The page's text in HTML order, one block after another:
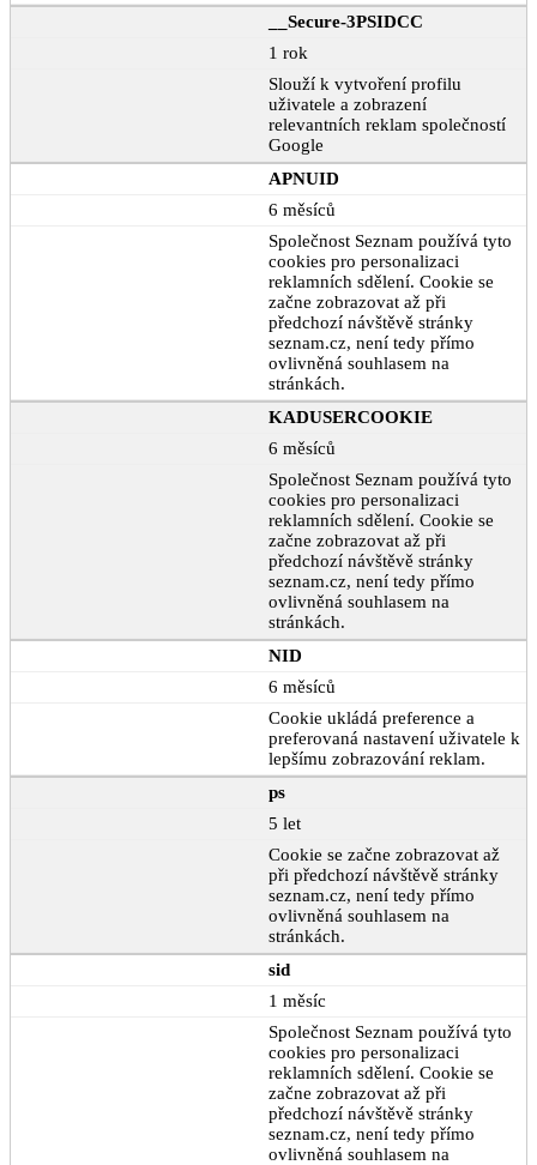
__Secure-3PSIDCC
1 rok
Slouží k vytvoření profilu
uživatele a zobrazení
relevantních reklam společností
Google
APNUID
6 měsíců
Společnost Seznam používá tyto
cookies pro personalizaci
reklamních sdělení. Cookie se
začne zobrazovat až při
předchozí návštěvě stránky
seznam.cz, není tedy přímo
ovlivněná souhlasem na
stránkách.
KADUSERCOOKIE
6 měsíců
Společnost Seznam používá tyto
cookies pro personalizaci
reklamních sdělení. Cookie se
začne zobrazovat až při
předchozí návštěvě stránky
seznam.cz, není tedy přímo
ovlivněná souhlasem na
stránkách.
NID
6 měsíců
Cookie ukládá preference a
preferovaná nastavení uživatele k
lepšímu zobrazování reklam.
ps
5 let
Cookie se začne zobrazovat až
při předchozí návštěvě stránky
seznam.cz, není tedy přímo
ovlivněná souhlasem na
stránkách.
sid
1 měsíc
Společnost Seznam používá tyto
cookies pro personalizaci
reklamních sdělení. Cookie se
začne zobrazovat až při
předchozí návštěvě stránky
seznam.cz, není tedy přímo
ovlivněná souhlasem na